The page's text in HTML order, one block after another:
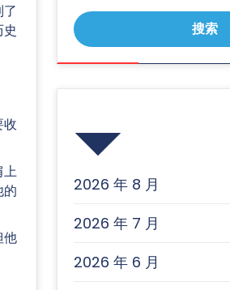
收
上
的
他
2026 年 8 月
2026 年 7 月
2026 年 6 月